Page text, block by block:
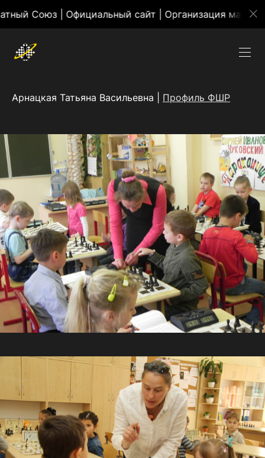
| Официальный сайт | Организация массовых
Арнацкая Татьяна Васильевна | Профиль ФШР